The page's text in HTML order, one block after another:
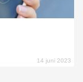
14 juni 2023